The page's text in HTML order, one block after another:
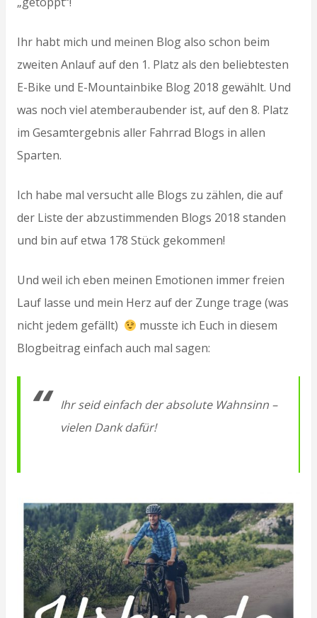
Ihr habt mich und meinen Blog also schon beim
zweiten Anlauf auf den 1. Platz als den beliebtesten
E-Bike und E-Mountainbike Blog 2018 gewählt. Und
was noch viel atemberaubender ist, auf den 8. Platz
im Gesamtergebnis aller Fahrrad Blogs in allen
Sparten.
Ich habe mal versucht alle Blogs zu zählen, die auf
der Liste der abzustimmenden Blogs 2018 standen
und bin auf etwa 178 Stück gekommen!
Und weil ich eben meinen Emotionen immer freien
Lauf lasse und mein Herz auf der Zunge trage (was
nicht jedem gefällt)
musste ich Euch in diesem
Blogbeitrag einfach auch mal sagen:
Ihr seid einfach der absolute Wahnsinn –
vielen Dank dafür!